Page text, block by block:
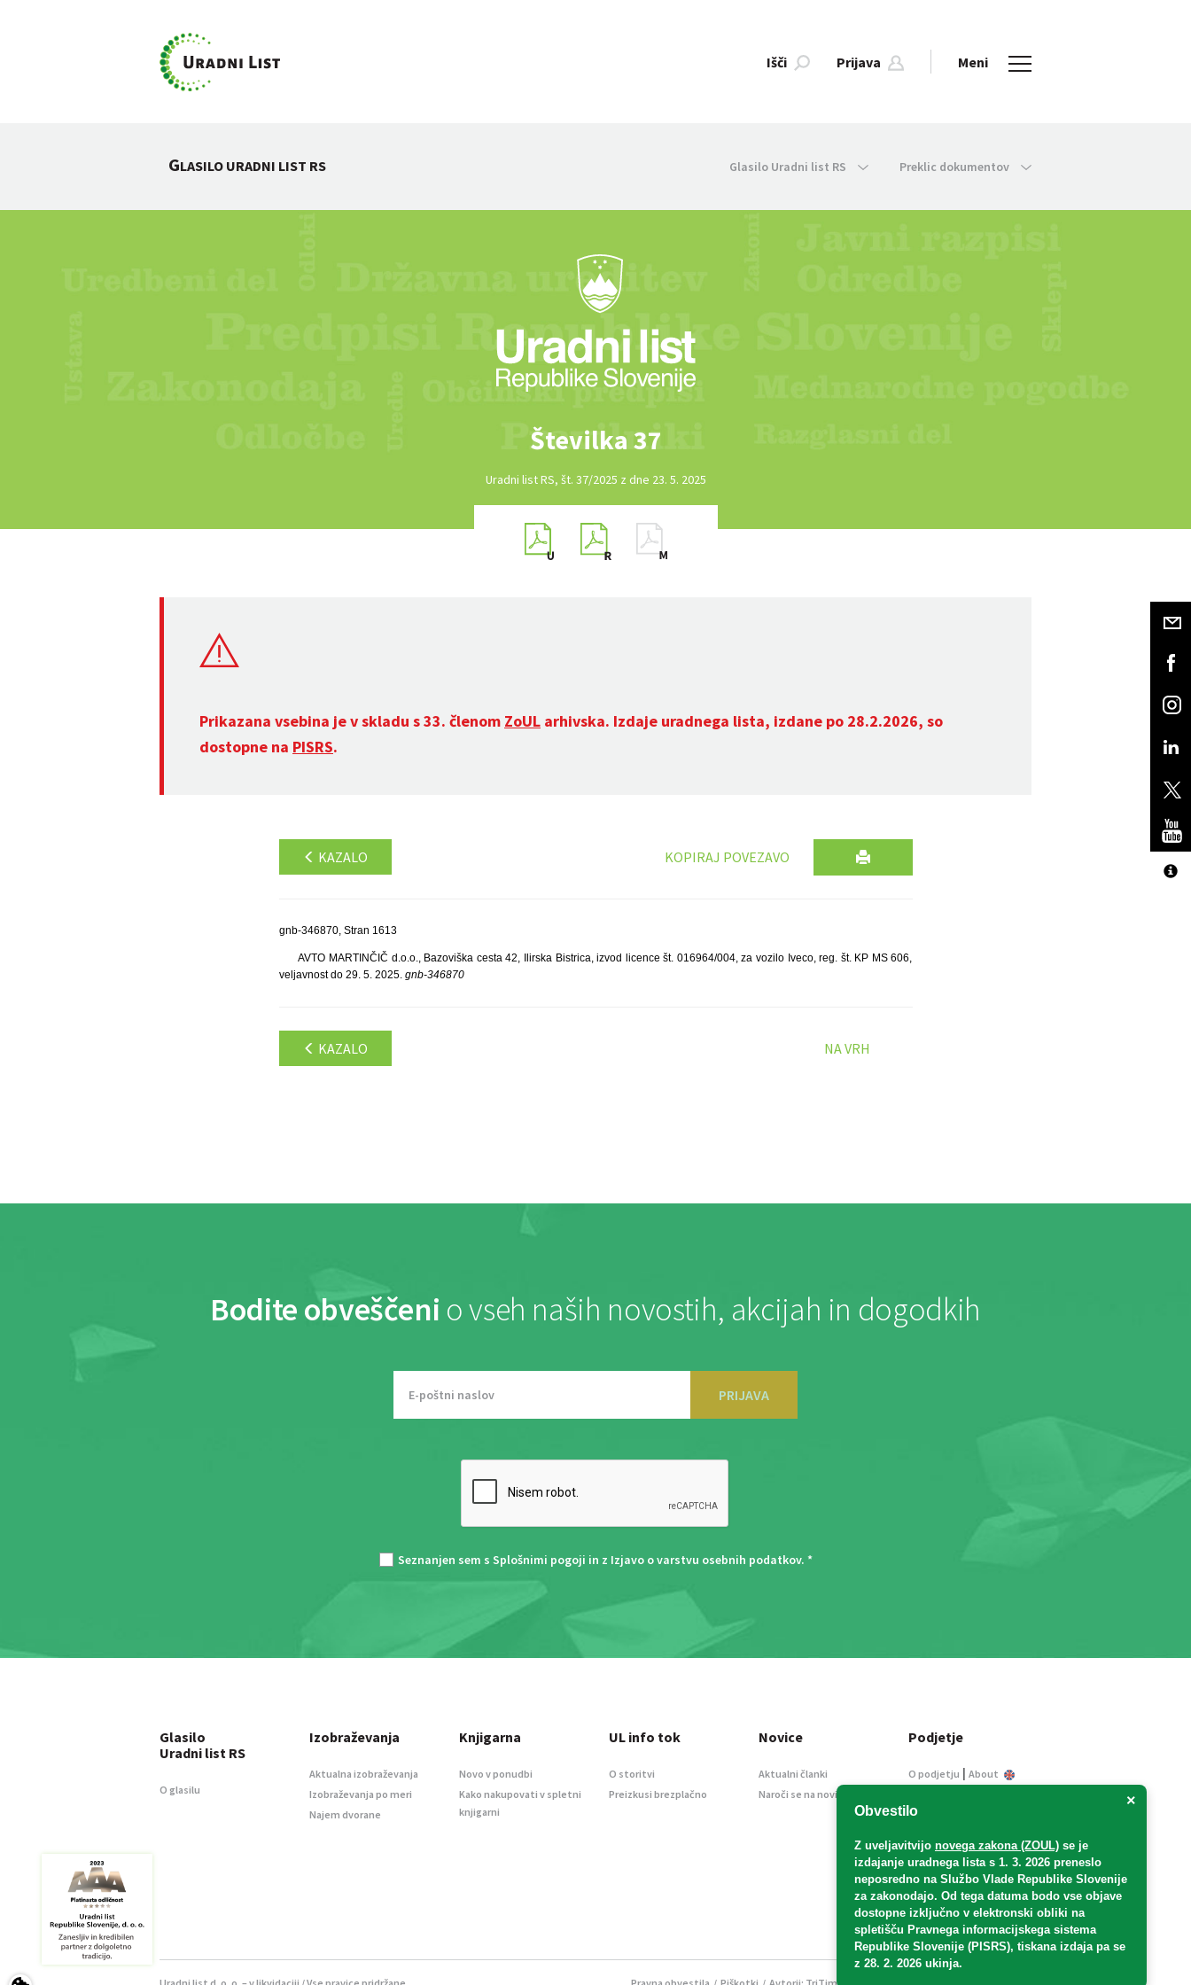
Išči Prijava Meni
GLASILO URADNI LIST RS Glasilo Uradni list RS Preklic dokumentov
Številka 37
Uradni list RS, št. 37/2025 z dne 23. 5. 2025
Prikazana vsebina je v skladu s 33. členom ZoUL arhivska. Izdaje uradnega lista, izdane po 28.2.2026, so
dostopne na PISRS.
KAZALO KOPIRAJ POVEZAVO
gnb-346870, Stran 1613
AVTO MARTINČIČ d.o.o., Bazoviška cesta 42, Ilirska Bistrica, izvod licence št. 016964/004, za vozilo Iveco, reg. št. KP MS 606,
veljavnost do 29. 5. 2025. gnb-346870
KAZALO NA VRH
Bodite obveščeni o vseh naših novostih, akcijah in dogodkih
PRIJAVA
Seznanjen sem s Splošnimi pogoji in z Izjavo o varstvu osebnih podatkov. *
×
Obvestilo
Z uveljavitvijo novega zakona (ZOUL) se je
izdajanje uradnega lista s 1. 3. 2026 preneslo
neposredno na Službo Vlade Republike Slovenije
za zakonodajo. Od tega datuma bodo vse objave
dostopne izključno v elektronski obliki na
spletišču Pravnega informacijskega sistema
Republike Slovenije (PISRS), tiskana izdaja pa se
z 28. 2. 2026 ukinja.
Glasilo
Uradni list RS
O glasilu
Izobraževanja
Aktualna izobraževanja
Izobraževanja po meri
Najem dvorane
Knjigarna
Novo v ponudbi
Kako nakupovati v spletni
knjigarni
UL info tok
O storitvi
Preizkusi brezplačno
Novice
Aktualni članki
Naroči se na novice
Podjetje
O podjetju | About
Informacije javnega
Oglaševanje
Splošni pogoji
Izjava o varstvu osebnih
podatkov
E-dražbe